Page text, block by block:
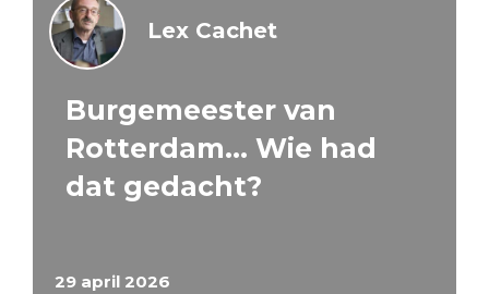
29 april 2026
Lex Cachet
Burgemeester van
Rotterdam… Wie had
dat gedacht?